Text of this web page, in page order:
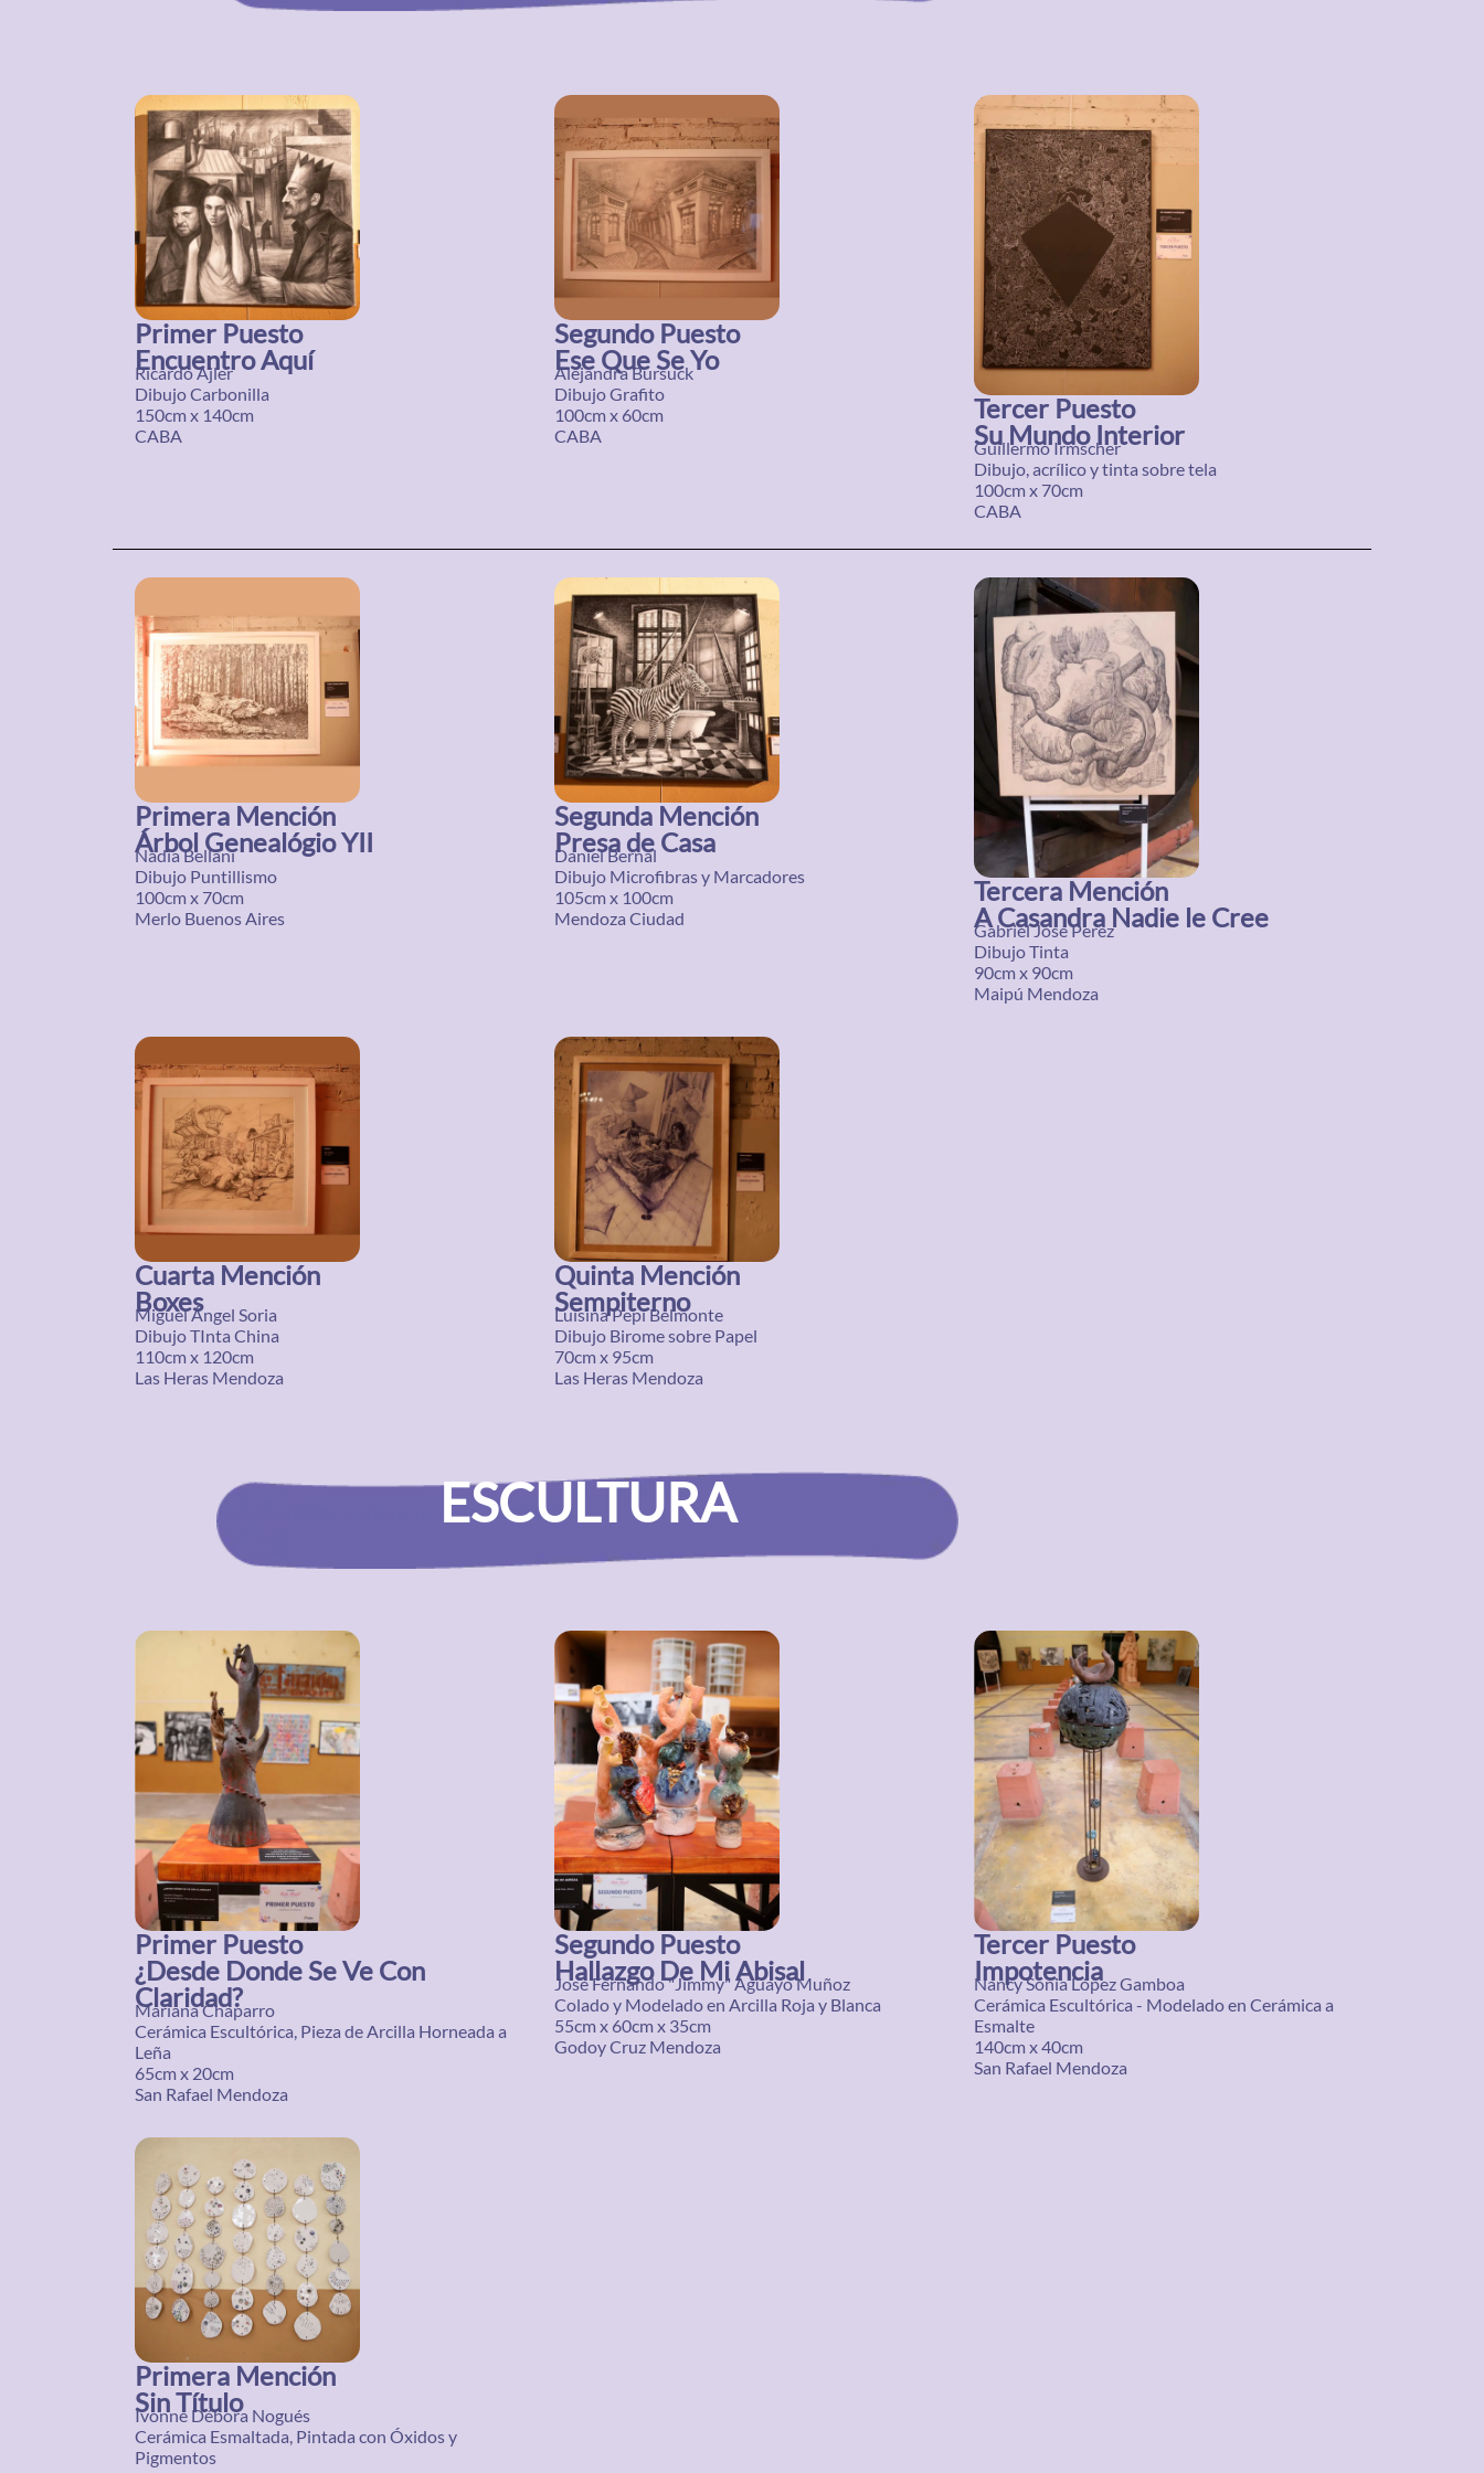
Primer Puesto
Encuentro Aquí
Ricardo Ajler
Dibujo Carbonilla
150cm x 140cm
CABA
Segundo Puesto
Ese Que Se Yo
Alejandra Bursuck
Dibujo Grafito
100cm x 60cm
CABA
Tercer Puesto
Su Mundo Interior
Guillermo Irmscher
Dibujo, acrílico y tinta sobre tela
100cm x 70cm
CABA
Primera Mención
Árbol Genealógio YII
Nadia Bellani
Dibujo Puntillismo
100cm x 70cm
Merlo Buenos Aires
Segunda Mención
Presa de Casa
Daniel Bernal
Dibujo Microfibras y Marcadores
105cm x 100cm
Mendoza Ciudad
Tercera Mención
A Casandra Nadie le Cree
Gabriel José Perez
Dibujo Tinta
90cm x 90cm
Maipú Mendoza
Cuarta Mención
Boxes
Miguel Ángel Soria
Dibujo TInta China
110cm x 120cm
Las Heras Mendoza
Quinta Mención
Sempiterno
Luisina Pepi Belmonte
Dibujo Birome sobre Papel
70cm x 95cm
Las Heras Mendoza
ESCULTURA
Primer Puesto
¿Desde Donde Se Ve Con
Claridad?
Mariana Chaparro
Cerámica Escultórica, Pieza de Arcilla Horneada a
Leña
65cm x 20cm
San Rafael Mendoza
Segundo Puesto
Hallazgo De Mi Abisal
José Fernando "Jimmy" Aguayo Muñoz
Colado y Modelado en Arcilla Roja y Blanca
55cm x 60cm x 35cm
Godoy Cruz Mendoza
Tercer Puesto
Impotencia
Nancy Sonia López Gamboa
Cerámica Escultórica - Modelado en Cerámica a
Esmalte
140cm x 40cm
San Rafael Mendoza
Primera Mención
Sin Título
Ivonne Débora Nogués
Cerámica Esmaltada, Pintada con Óxidos y
Pigmentos